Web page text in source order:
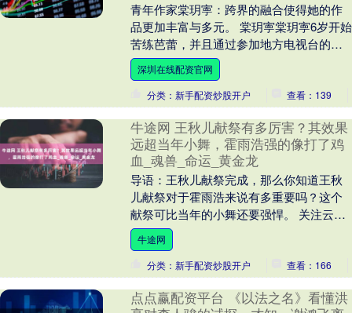
青年作家棠玥寕：跨界的融合使得她的作
品更加丰富与多元。 棠玥寕棠玥寕6岁开始
苦练芭蕾，并且通过参加地方电视台的舞
蹈比赛节目和《阳光快车道》等节目，逐
渐获得了关注....
深圳在线配资官网
分类：新手配资炒股开户
查看：139
牛途网 王秋儿献祭有多厉害？其效果
远超当年小舞，霍雨浩强的像打了鸡
血_魂兽_命运_黄金龙
导语：王秋儿献祭完成，那么你知道王秋
儿献祭对于霍雨浩来说有多重要吗？这个
献祭可比当年的小舞还要强悍。 关注云漫
菌，看斗罗精彩故事！大家好，欢迎来到
我的频道。 全....
牛途网
分类：新手配资炒股开户
查看：166
点点赢配资平台 《以法之名》看懂洪